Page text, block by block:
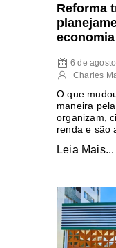
Reforma
6 de
Charles
O que
maneira
organizam,
renda e são
Leia Mais...